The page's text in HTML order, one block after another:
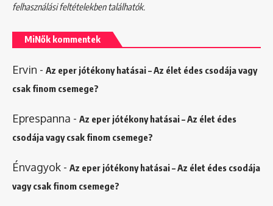
felhasználási feltételekbentalálhatók.
MiNők kommentek
Ervin - Az eper jótékony hatásai – Az élet édes csodája vagy
csak finom csemege?
Eprespanna - Az eper jótékony hatásai – Az élet édes
csodája vagy csak finom csemege?
Énvagyok - Az eper jótékony hatásai – Az élet édes csodája
vagy csak finom csemege?